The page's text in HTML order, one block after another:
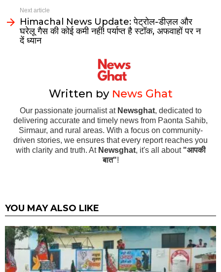
Next article
Himachal News Update: पेट्रोल-डीज़ल और
घरेलू गैस की कोई कमी नहीं! पर्याप्त है स्टॉक, अफवाहों पर न
दें ध्यान
Written by News Ghat
Our passionate journalist at Newsghat, dedicated to
delivering accurate and timely news from Paonta Sahib,
Sirmaur, and rural areas. With a focus on community-
driven stories, we ensures that every report reaches you
with clarity and truth. At Newsghat, it's all about "आपकी
बात"!
YOU MAY ALSO LIKE